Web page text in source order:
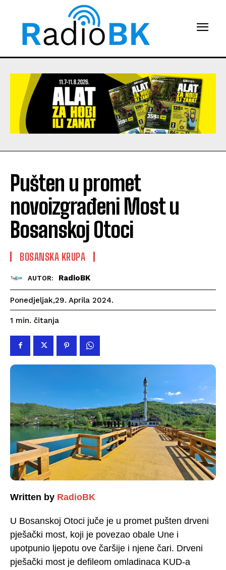
Pušten u promet
novoizgrađeni Most u
Bosanskoj Otoci
BOSANSKA KRUPA
AUTOR: RadioBK
Ponedjeljak,29. Aprila 2024.
1 min. čitanja
Written by RadioBK
U Bosanskoj Otoci juče je u promet pušten drveni
pješački most, koji je povezao obale Une i
upotpunio ljepotu ove čaršije i njene čari. Drveni
pješački most je defileom omladinaca KUD-a